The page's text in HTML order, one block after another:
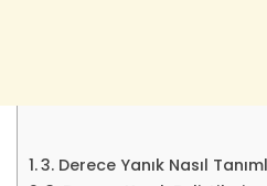
3. Derece Yanık Nasıl